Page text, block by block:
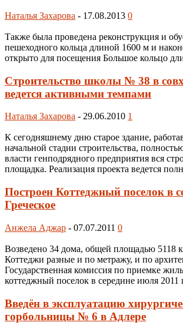
Наталья Захарова - 17.08.2013 0
Также была проведена реконструкция и
пешеходного кольца длиной 1600 м и
открыто для посещения Большое кольцо
Строительство школы № 38 в
ведется активными темпами
Наталья Захарова - 29.06.2010 1
К сегодняшнему дню старое здание,
начальной стадии строительства,
власти генподрядного предприятия вся
площадка. Реализация проекта ведется
Построен Коттеджный поселок в
Греческое
Анжела Аджар - 07.07.2011 0
Возведено 34 дома, общей площадью 5118
Коттеджи разные и по метражу, и по
Государственная комиссия по приемке
коттеджный поселок в середине июля 2011
Введён в эксплуатацию
горбольницы № 6 в Адлере